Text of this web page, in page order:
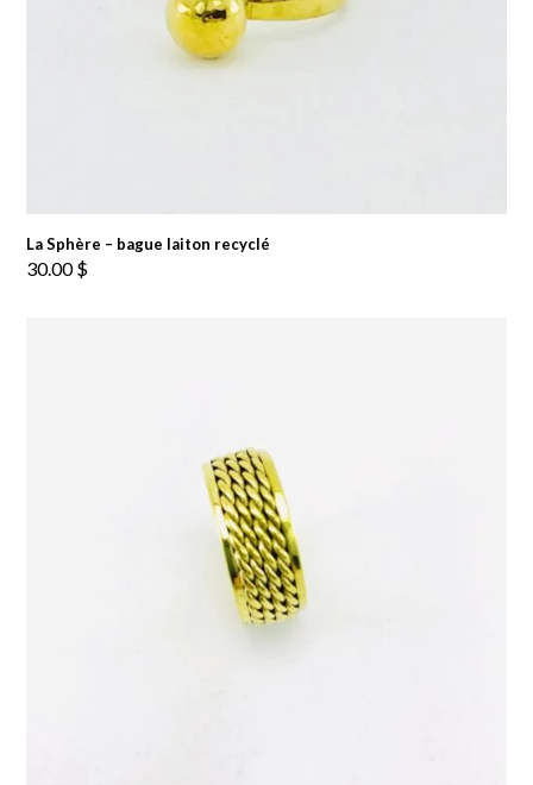
La Sphère – bague laiton recyclé
30.00$